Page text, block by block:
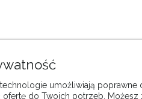
umożliwiają poprawne
do Twoich potrzeb. Możesz